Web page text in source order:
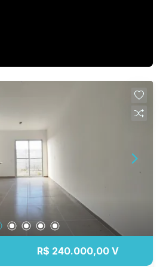
R$ 240.000,00 V